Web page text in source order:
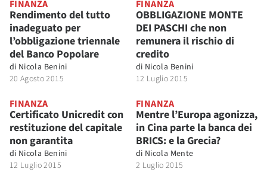
FINANZA
Rendimento del tutto
inadeguato per
l’obbligazione triennale
del Banco Popolare
di Nicola Benini
20 Agosto 2015
FINANZA
OBBLIGAZIONE MONTE
DEI PASCHI che non
remunera il rischio di
credito
di Nicola Benini
12 Luglio 2015
FINANZA
Certificato Unicredit con
restituzione del capitale
non garantita
di Nicola Benini
12 Luglio 2015
FINANZA
Mentre l’Europa agonizza,
in Cina parte la banca dei
BRICS: e la Grecia?
di Nicola Mente
2 Luglio 2015